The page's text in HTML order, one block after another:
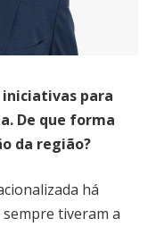
para
De que forma
da região?
há
tiveram a